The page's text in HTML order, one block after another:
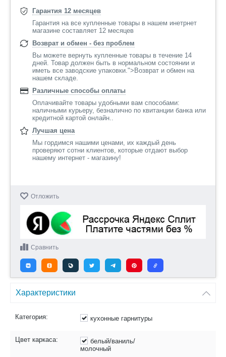
Гарантия 12 месяцев
Гарантия на все купленные товары в нашем инетрнет
магазине составляет 12 месяцев
Возврат и обмен - без проблем
Вы можете вернуть купленные товары в течение 14
дней. Товар должен быть в нормальном состоянии и
иметь все заводские упаковки.">Возврат и обмен на
нашем складе.
Различные способы оплаты
Оплачивайте товары удобными вам способами:
наличными курьеру, безналично по квитанции банка или
кредитной картой онлайн..
Лучшая цена
Мы гордимся нашими ценами, их каждый день
проверяют сотни клиентов, которые отдают выбор
нашему интернет - магазину!
Отложить
Сравнить
Характеристики
Категория: кухонные гарнитуры
Цвет каркаса:
белый/ваниль/
молочный